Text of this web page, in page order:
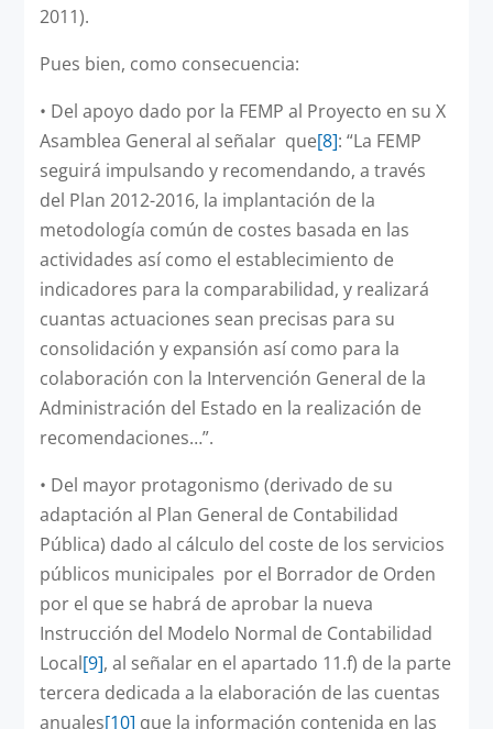
2011).
Pues bien, como consecuencia:
• Del apoyo dado por la FEMP al Proyecto en su X
Asamblea General al señalar que[8]: “La FEMP
seguirá impulsando y recomendando, a través
del Plan 2012-2016, la implantación de la
metodología común de costes basada en las
actividades así como el establecimiento de
indicadores para la comparabilidad, y realizará
cuantas actuaciones sean precisas para su
consolidación y expansión así como para la
colaboración con la Intervención General de la
Administración del Estado en la realización de
recomendaciones…”.
• Del mayor protagonismo (derivado de su
adaptación al Plan General de Contabilidad
Pública) dado al cálculo del coste de los servicios
públicos municipales por el Borrador de Orden
por el que se habrá de aprobar la nueva
Instrucción del Modelo Normal de Contabilidad
Local[9], al señalar en el apartado 11.f) de la parte
tercera dedicada a la elaboración de las cuentas
anuales[10] que la información contenida en las